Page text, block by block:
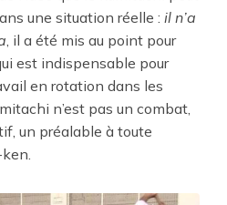
une situation réelle : il n’a
, il a été mis au point pour
est indispensable pour
en rotation dans les
n’est pas un combat,
un préalable à toute